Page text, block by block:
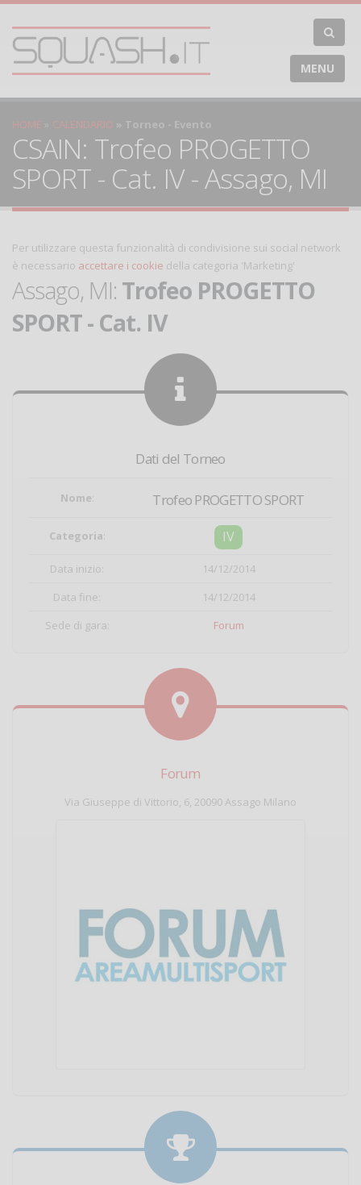
MENU
HOME CALENDARIO Torneo - Evento
CSAIN: Trofeo PROGETTO
SPORT - Cat. IV - Assago, MI
Per utilizzare questa funzionalità di condivisione sui social network
è necessario accettare i cookie della categoria 'Marketing'
Assago, MI: Trofeo PROGETTO
SPORT - Cat. IV
Dati del Torneo
Nome: Trofeo PROGETTO SPORT
Categoria: IV
Data inizio:
14/12/2014
Data fine:
14/12/2014
Sede di gara:
Forum
Forum
Via Giuseppe di Vittorio, 6, 20090 Assago Milano